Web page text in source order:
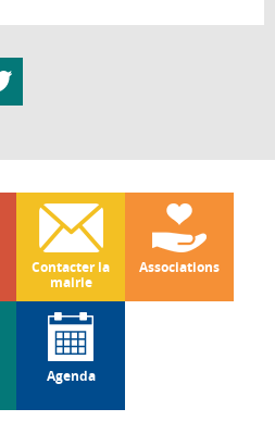
Contacter la
mairie
Associations
Agenda